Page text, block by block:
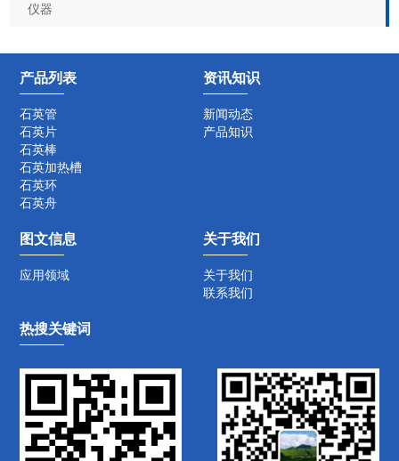
仪器
产品列表
石英管
石英片
石英棒
石英加热槽
石英环
石英舟
资讯知识
新闻动态
产品知识
图文信息
应用领域
关于我们
关于我们
联系我们
热搜关键词